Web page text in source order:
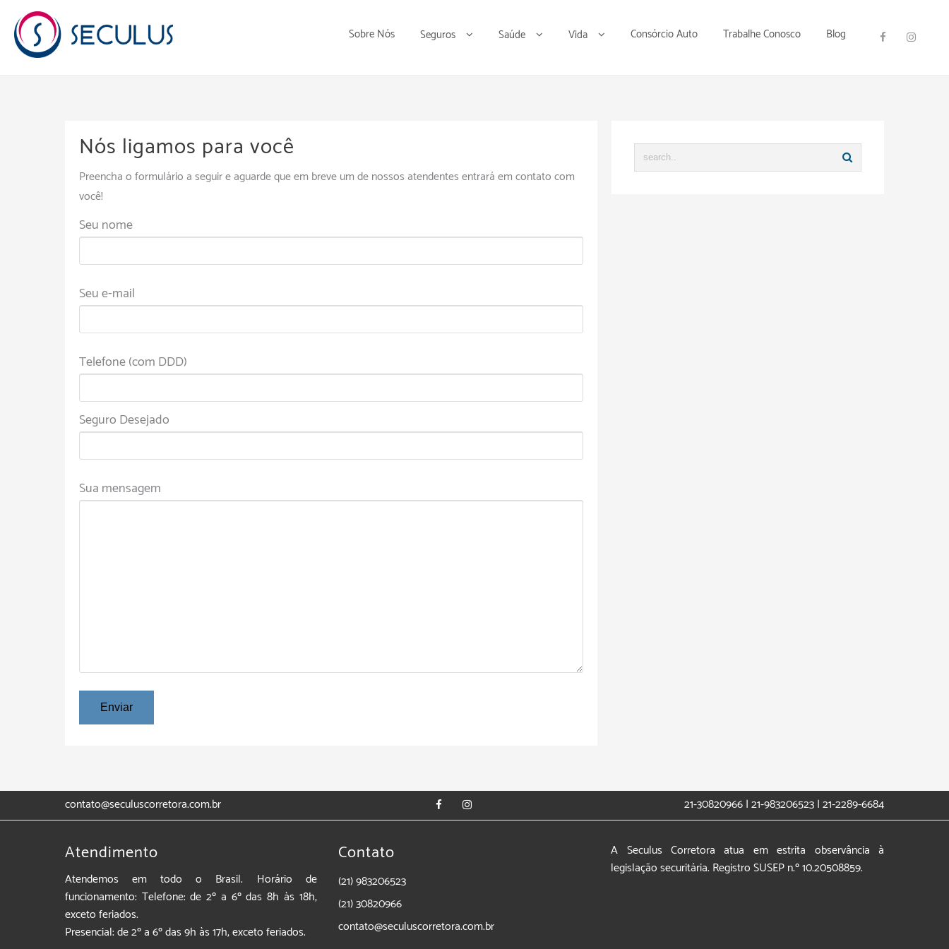
content
Sobre Nós Seguros Saúde Vida Consórcio Auto Trabalhe Conosco Blog
Nós ligamos para você
Preencha o formulário a seguir e aguarde que em breve um de nossos atendentes entrará em contato com
você!
Seu nome
Seu e-mail
Telefone (com DDD)
Seguro Desejado
Sua mensagem
contato@seculuscorretora.com.br 21-30820966 | 21-983206523 | 21-2289-6684
Atendimento
Atendemos em todo o Brasil. Horário de
funcionamento: Telefone: de 2º a 6º das 8h às 18h,
exceto feriados.
Presencial: de 2º a 6º das 9h às 17h, exceto feriados.
Contato
(21) 983206523
(21) 30820966
contato@seculuscorretora.com.br
A Seculus Corretora atua em estrita observância à
legislação securitária. Registro SUSEP n.º 10.20508859.